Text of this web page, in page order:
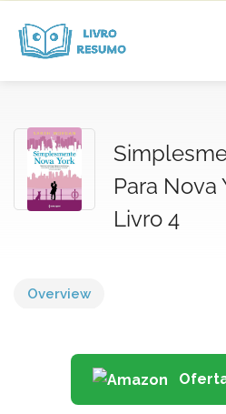
Para Nova
Livro 4
Overview